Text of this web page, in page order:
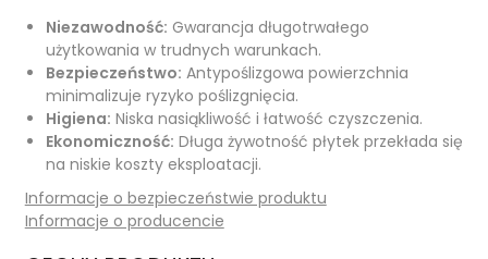
Niezawodność: Gwarancja długotrwałego
użytkowania w trudnych warunkach.
Bezpieczeństwo: Antypoślizgowa powierzchnia
minimalizuje ryzyko poślizgnięcia.
Higiena: Niska nasiąkliwość i łatwość czyszczenia.
Ekonomiczność: Długa żywotność płytek przekłada się
na niskie koszty eksploatacji.
Informacje o bezpieczeństwie produktu
Informacje o producencie